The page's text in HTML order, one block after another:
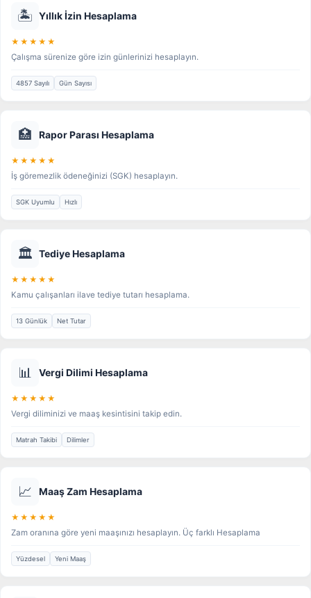
🏝️ Yıllık İzin Hesaplama
★★★★★
Çalışma sürenize göre izin günlerinizi hesaplayın.
4857 Sayılı Gün Sayısı
🏥 Rapor Parası Hesaplama
★★★★★
İş göremezlik ödeneğinizi (SGK) hesaplayın.
SGK Uyumlu Hızlı
🏛️ Tediye Hesaplama
★★★★★
Kamu çalışanları ilave tediye tutarı hesaplama.
13 Günlük Net Tutar
📊 Vergi Dilimi Hesaplama
★★★★★
Vergi diliminizi ve maaş kesintisini takip edin.
Matrah Takibi Dilimler
📈 Maaş Zam Hesaplama
★★★★★
Zam oranına göre yeni maaşınızı hesaplayın. Üç farklı Hesaplama
Yüzdesel Yeni Maaş